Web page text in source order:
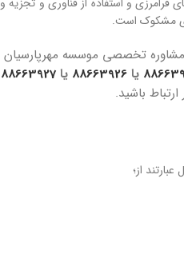
مشکوک است.
تخصصی موسسه مهرپارسیان
یا88663926 یا88663927
ارتباط باشید.
از؛